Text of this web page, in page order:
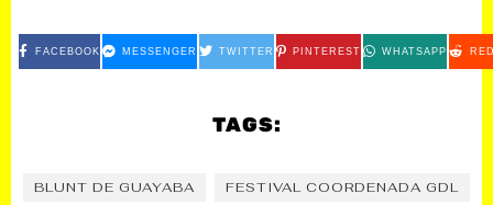
FACEBOOK MESSENGER TWITTER PINTEREST WHATSAPP
TAGS:
BLUNT DE GUAYABA
FESTIVAL COORDENADA GDL